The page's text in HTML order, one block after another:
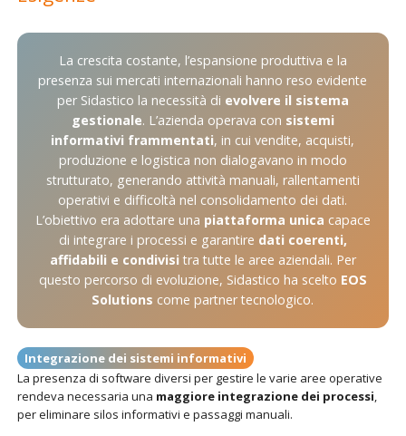
La crescita costante, l’espansione produttiva e la
presenza sui mercati internazionali hanno reso evidente
per Sidastico la necessità di evolvere il sistema
gestionale. L’azienda operava con sistemi
informativi frammentati, in cui vendite, acquisti,
produzione e logistica non dialogavano in modo
strutturato, generando attività manuali, rallentamenti
operativi e difficoltà nel consolidamento dei dati.
L’obiettivo era adottare una piattaforma unica capace
di integrare i processi e garantire dati coerenti,
affidabili e condivisi tra tutte le aree aziendali. Per
questo percorso di evoluzione, Sidastico ha scelto EOS
Solutions come partner tecnologico.
Integrazione dei sistemi informativi
La presenza di software diversi per gestire le varie aree operative
rendeva necessaria una maggiore integrazione dei processi,
per eliminare silos informativi e passaggi manuali.